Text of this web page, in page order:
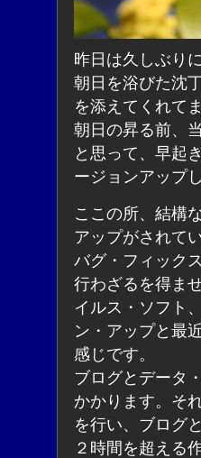
昨日は久しぶり
朝日を浴びた沈
を添えてくれてま
朝日の昇る前、
と思って、早起
ージョンアップ
ここの所、結構
アップがされて
バグ・フィック
行わざるを得ま
イルス・ソフト
ン・アップと最
感じです。
ブログとデータ
かかります。そ
を行い、ブログ
２時間を超える